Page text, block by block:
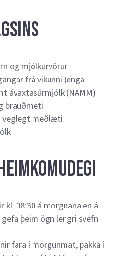
og mjólkurvörur
frá vikunni (enga
ávaxtasúrmjólk (NAMM)
brauðmeti
veglegt meðlæti
kl. 08:30 á morgnana en á
þeim ögn lengri svefn.
fara í morgunmat, pakka í